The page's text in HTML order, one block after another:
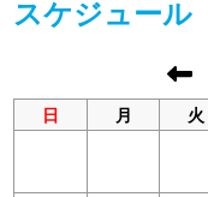
スケジュール
日 月 火